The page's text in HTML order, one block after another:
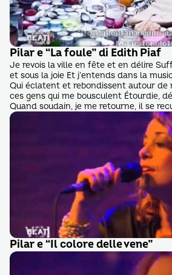
Pilar e “La foule” di Edith Piaf
Je revois la ville en fête et en délire
et sous la joie Et j’entends dans la
Qui éclatent et rebondissent autour de
ces gens qui me bousculent Étourdie,
Quand soudain, je me retourne, il se
Pilar e “Il colore delle vene”